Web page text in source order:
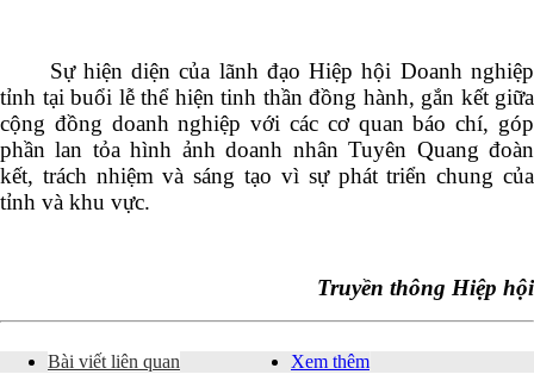
Sự hiện diện của lãnh đạo Hiệp hội Doanh nghiệp
tỉnh tại buổi lễ thể hiện tinh thần đồng hành, gắn kết giữa
cộng đồng doanh nghiệp với các cơ quan báo chí, góp
phần lan tỏa hình ảnh doanh nhân Tuyên Quang đoàn
kết, trách nhiệm và sáng tạo vì sự phát triển chung của
tỉnh và khu vực.
Truyền thông Hiệp hội
Bài viết liên quan Xem thêm